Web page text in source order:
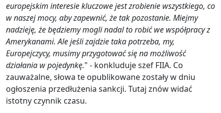
europejskim interesie kluczowe jest zrobienie wszystkiego, co
w naszej mocy, aby zapewnić, że tak pozostanie. Miejmy
nadzieję, że będziemy mogli nadal to robić we współpracy z
Amerykanami. Ale jeśli zajdzie taka potrzeba, my,
Europejczycy, musimy przygotować się na możliwość
działania w pojedynkę." - konkluduje szef FIIA. Co
zauważalne, słowa te opublikowane zostały w dniu
ogłoszenia przedłużenia sankcji. Tutaj znów widać
istotny czynnik czasu.